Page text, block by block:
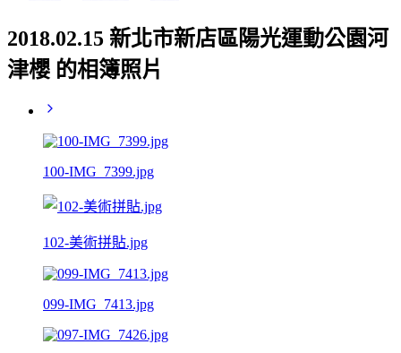
2018.02.15 新北市新店區陽光運動公園河
津櫻 的相簿照片
100-IMG_7399.jpg
102-美術拼貼.jpg
099-IMG_7413.jpg